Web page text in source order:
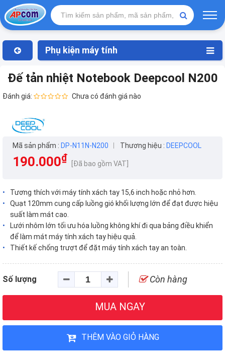
Phụ kiện máy tính
Đế tản nhiệt Notebook Deepcool N200
Đánh giá: Chưa có đánh giá nào
Mã sản phẩm : DP-N11N-N200 Thương hiệu : DEEPCOOL
190.000₫ [Đã bao gồm VAT]
Tương thích với máy tính xách tay 15,6 inch hoặc nhỏ hơn.
Quạt 120mm cung cấp luồng gió khối lượng lớn để đạt được hiệu
suất làm mát cao.
Lưới nhôm lớn tối ưu hóa luồng không khí đi qua bảng điều khiển
để làm mát máy tính xách tay hiệu quả.
Thiết kế chống trượt để đặt máy tính xách tay an toàn.
Số lượng Còn hàng
MUA NGAY
THÊM VÀO GIỎ HÀNG